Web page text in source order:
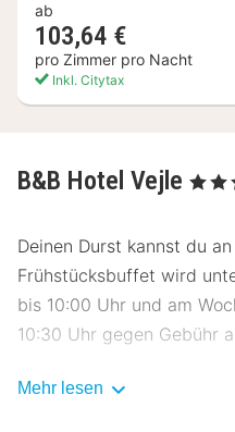
ab
103,64 €
pro Zimmer pro Nacht
Inkl. Citytax
B&B Hotel Vejle , 3
Deinen Durst kannst du
Frühstücksbuffet wird
bis 10:00 Uhr und am
10:30 Uhr gegen Gebühr
Zum Angebot gehören ein
Mehr lesen